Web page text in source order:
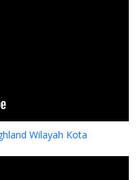
Wilayah Kota